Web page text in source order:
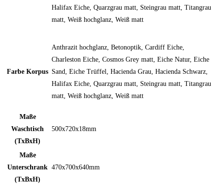
Halifax Eiche, Quarzgrau matt, Steingrau matt, Titangrau
matt, Weiß hochglanz, Weiß matt
Farbe Korpus
Anthrazit hochglanz, Betonoptik, Cardiff Eiche,
Charleston Eiche, Cosmos Grey matt, Eiche Natur, Eiche
Sand, Eiche Trüffel, Hacienda Grau, Hacienda Schwarz,
Halifax Eiche, Quarzgrau matt, Steingrau matt, Titangrau
matt, Weiß hochglanz, Weiß matt
Maße
Waschtisch
(TxBxH)
500x720x18mm
Maße
Unterschrank
(TxBxH)
470x700x640mm